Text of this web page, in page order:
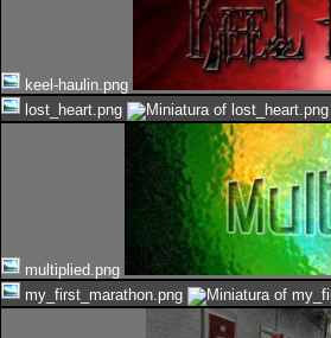
keel-haulin.png
lost_heart.png
multiplied.png
my_first_marathon.png